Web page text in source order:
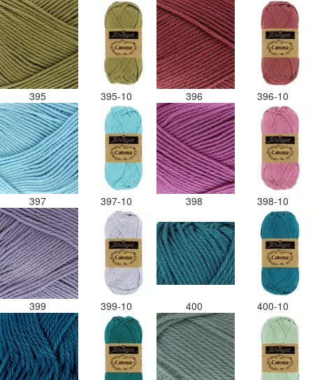
395 395-10 396 396-10
397 397-10 398 398-10
399 399-10 400 400-10